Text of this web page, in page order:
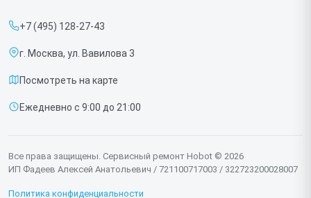
Срочный ремонт
Доставка и способы оплаты
Диагностика
Контакты
+7 (495) 128-27-43
г. Москва, ул. Вавилова 3
Посмотреть на карте
Ежедневно с 9:00 до 21:00
Все права защищены. Сервисный ремонт Hobot © 2026
ИП Фадеев Алексей Анатольевич / 721100717003 / 322723200028007
Политика конфиденциальности